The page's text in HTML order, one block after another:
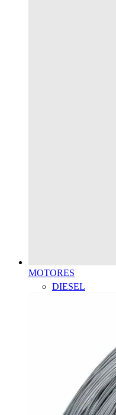
MOTORES
DIESEL